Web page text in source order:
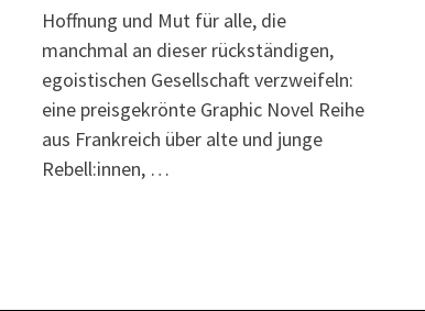
Hoffnung und Mut für alle, die
manchmal an dieser rückständigen,
egoistischen Gesellschaft verzweifeln:
eine preisgekrönte Graphic Novel Reihe
aus Frankreich über alte und junge
Rebell:innen, …